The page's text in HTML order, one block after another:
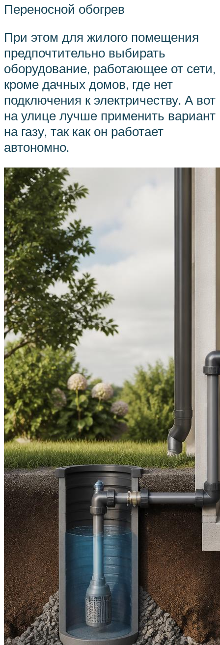
Переносной обогрев
При этом для жилого помещения
предпочтительно выбирать
оборудование, работающее от сети,
кроме дачных домов, где нет
подключения к электричеству. А вот
на улице лучше применить вариант
на газу, так как он работает
автономно.